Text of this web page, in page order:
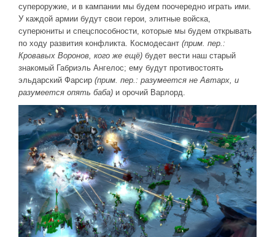
Античность
Средние века
супероружие, и в кампании мы будем поочередно играть ими.
У каждой армии будут свои герои, элитные войска,
суперюниты и спецспособности, которые мы будем открывать
по ходу развития конфликта. Космодесант (прим. пер.:
Кровавых Воронов, кого же ещё) будет вести наш старый
знакомый Габриэль Ангелос; ему будут противостоять
эльдарский Фарсир (прим. пер.: разумеется не Автарх, и
разумеется опять баба) и орочий Варлорд.